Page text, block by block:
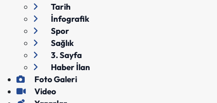
Tarih
İnfografik
Spor
Sağlık
3. Sayfa
Haber İlan
Foto Galeri
Video